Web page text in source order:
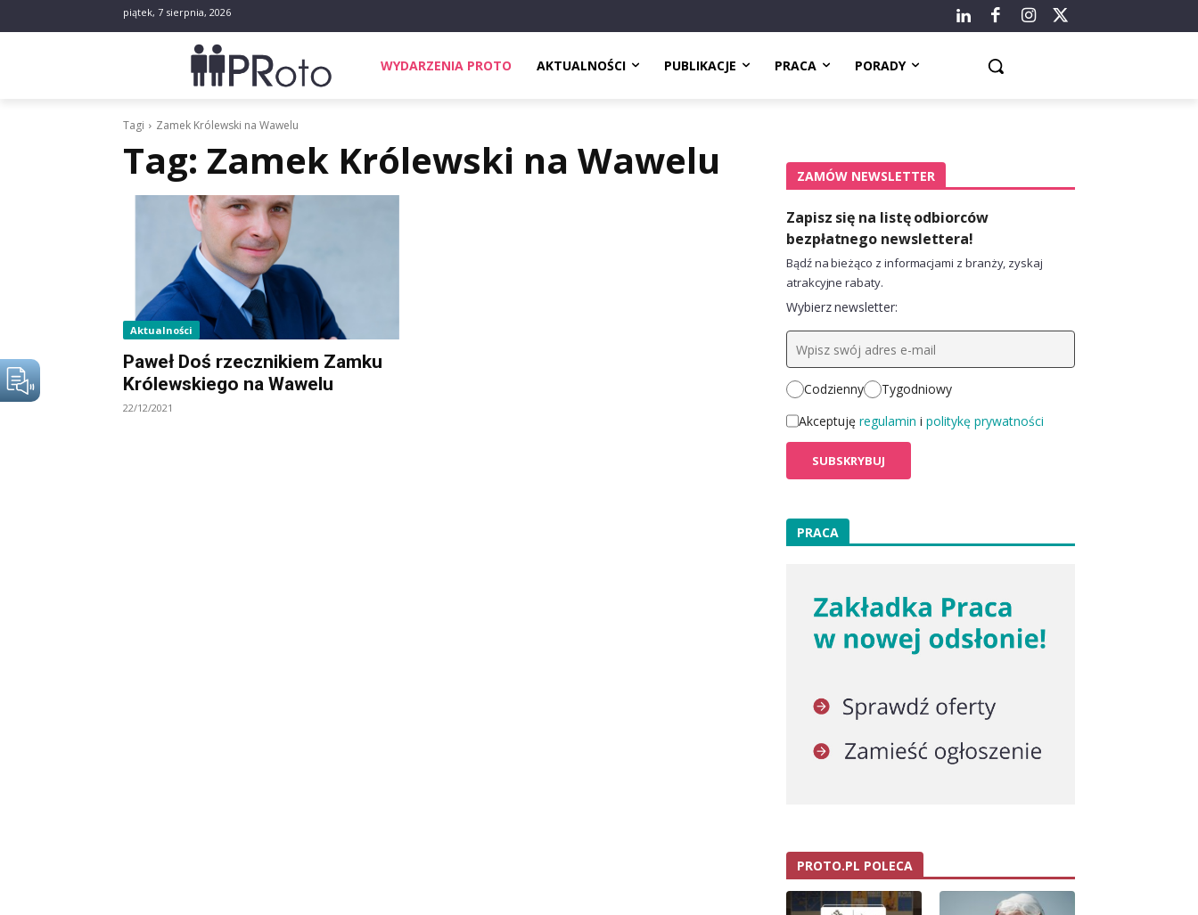
piątek, 7 sierpnia, 2026
WYDARZENIA PROTO AKTUALNOŚCI PUBLIKACJE PRACA PORADY
Tagi Zamek Królewski na Wawelu
Tag: Zamek Królewski na Wawelu
Aktualności
Paweł Doś rzecznikiem Zamku
Królewskiego na Wawelu
22/12/2021
ZAMÓW NEWSLETTER
Zapisz się na listę odbiorców
bezpłatnego newslettera!
Bądź na bieżąco z informacjami z branży, zyskaj
atrakcyjne rabaty.
Wybierz newsletter:
Codzienny
Tygodniowy
Akceptuję regulamin i politykę prywatności
PRACA
PROTO.PL POLECA